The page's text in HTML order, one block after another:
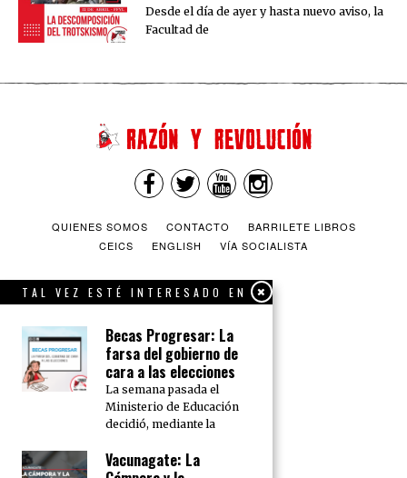
Desde el día de ayer y hasta nuevo aviso, la
Facultad de
QUIENES SOMOS CONTACTO
BARRILETE LIBROS
CEICS
ENGLISH VÍA SOCIALISTA
TAL VEZ ESTÉ INTERESADO EN
Becas Progresar: La
farsa del gobierno de
cara a las elecciones
La semana pasada el
Ministerio de Educación
decidió, mediante la
Vacunagate: La